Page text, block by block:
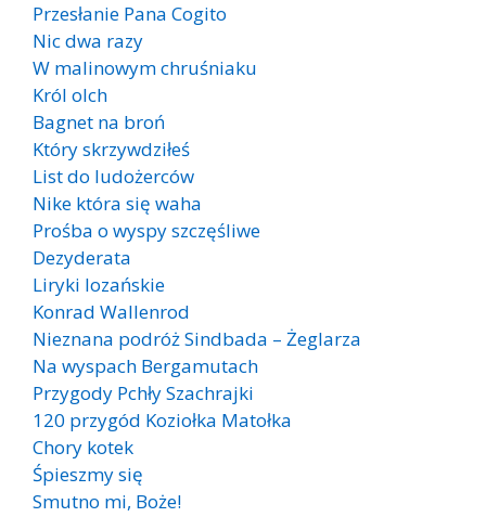
Przesłanie Pana Cogito
Nic dwa razy
W malinowym chruśniaku
Król olch
Bagnet na broń
Który skrzywdziłeś
List do ludożerców
Nike która się waha
Prośba o wyspy szczęśliwe
Dezyderata
Liryki lozańskie
Konrad Wallenrod
Nieznana podróż Sindbada – Żeglarza
Na wyspach Bergamutach
Przygody Pchły Szachrajki
120 przygód Koziołka Matołka
Chory kotek
Śpieszmy się
Smutno mi, Boże!